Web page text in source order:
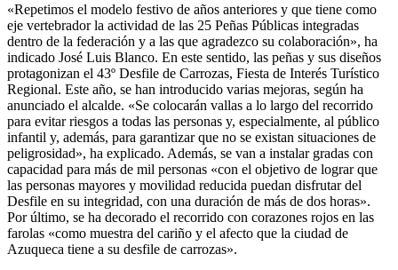
«Repetimos el modelo festivo de años anteriores y que tiene como
eje vertebrador la actividad de las 25 Peñas Públicas integradas
dentro de la federación y a las que agradezco su colaboración», ha
indicado José Luis Blanco. En este sentido, las peñas y sus diseños
protagonizan el 43º Desfile de Carrozas, Fiesta de Interés Turístico
Regional. Este año, se han introducido varias mejoras, según ha
anunciado el alcalde. «Se colocarán vallas a lo largo del recorrido
para evitar riesgos a todas las personas y, especialmente, al público
infantil y, además, para garantizar que no se existan situaciones de
peligrosidad», ha explicado. Además, se van a instalar gradas con
capacidad para más de mil personas «con el objetivo de lograr que
las personas mayores y movilidad reducida puedan disfrutar del
Desfile en su integridad, con una duración de más de dos horas».
Por último, se ha decorado el recorrido con corazones rojos en las
farolas «como muestra del cariño y el afecto que la ciudad de
Azuqueca tiene a su desfile de carrozas».